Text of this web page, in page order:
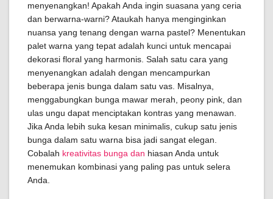
menyenangkan! Apakah Anda ingin suasana yang ceria
dan berwarna-warni? Ataukah hanya menginginkan
nuansa yang tenang dengan warna pastel? Menentukan
palet warna yang tepat adalah kunci untuk mencapai
dekorasi floral yang harmonis. Salah satu cara yang
menyenangkan adalah dengan mencampurkan
beberapa jenis bunga dalam satu vas. Misalnya,
menggabungkan bunga mawar merah, peony pink, dan
ulas ungu dapat menciptakan kontras yang menawan.
Jika Anda lebih suka kesan minimalis, cukup satu jenis
bunga dalam satu warna bisa jadi sangat elegan.
Cobalah kreativitas bunga dan hiasan Anda untuk
menemukan kombinasi yang paling pas untuk selera
Anda.